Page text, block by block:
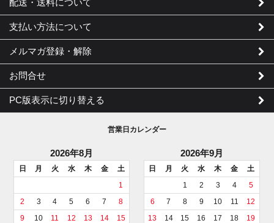
配送・送料について
支払い方法について
メルマガ登録・解除
お問合せ
PC版表示に切り替える
営業日カレンダー
2026年8月
日 月 火 水 木 金
土
1
2
3 4 5 6 7
8
9
10 11 12 13 14
15
2026年9月
日 月 火 水 木 金
土
1
2 3 4
5
6
7 8 9 10 11
12
13
14 15 16 17 18
19